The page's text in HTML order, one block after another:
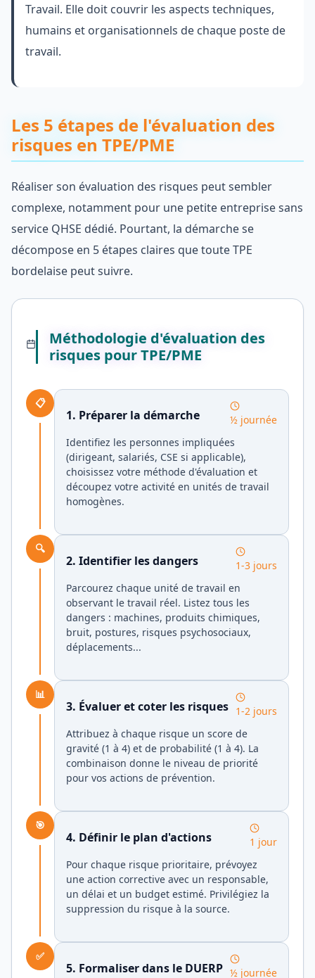
Travail. Elle doit couvrir les aspects techniques,
humains et organisationnels de chaque poste de
travail.
Les 5 étapes de l'évaluation des
risques en TPE/PME
Réaliser son évaluation des risques peut sembler
complexe, notamment pour une petite entreprise sans
service QHSE dédié. Pourtant, la démarche se
décompose en 5 étapes claires que toute TPE
bordelaise peut suivre.
Méthodologie d'évaluation des
risques pour TPE/PME
📋
1. Préparer la démarche
½ journée
Identifiez les personnes impliquées
(dirigeant, salariés, CSE si applicable),
choisissez votre méthode d'évaluation et
découpez votre activité en unités de travail
homogènes.
🔍
2. Identifier les dangers
1-3 jours
Parcourez chaque unité de travail en
observant le travail réel. Listez tous les
dangers : machines, produits chimiques,
bruit, postures, risques psychosociaux,
déplacements...
📊
3. Évaluer et coter les risques 1-2 jours
Attribuez à chaque risque un score de
gravité (1 à 4) et de probabilité (1 à 4). La
combinaison donne le niveau de priorité
pour vos actions de prévention.
🎯
4. Définir le plan d'actions
1 jour
Pour chaque risque prioritaire, prévoyez
une action corrective avec un responsable,
un délai et un budget estimé. Privilégiez la
suppression du risque à la source.
✅
5. Formaliser dans le DUERP ½ journée